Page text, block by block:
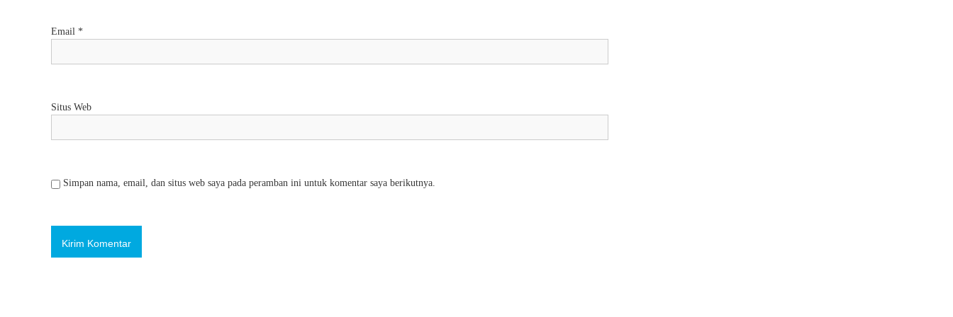
Email *
Situs Web
Simpan nama, email, dan situs web saya pada peramban ini untuk komentar saya berikutnya.